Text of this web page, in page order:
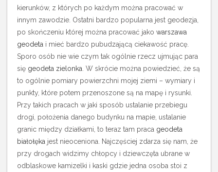
kierunków, z których po każdym można pracować w
innym zawodzie. Ostatni bardzo popularna jest geodezja,
po skończeniu której można pracować jako warszawa
geodeta i mieć bardzo pubudzającą ciekawość pracę.
Sporo osób nie wie czym tak ogólnie rzecz ujmując para
się geodeta zielonka . W skrócie można powiedzieć, że są
to ogólnie pomiary powierzchni mojej ziemi – wymiary i
punkty, które potem przenoszone są na mapę i rysunki.
Przy takich pracach w jaki sposób ustalanie przebiegu
drogi, położenia danego budynku na mapie, ustalanie
granic między działkami, to teraz tam praca geodeta
białołęka jest nieoceniona. Najczęściej zdarza się nam, że
przy drogach widzimy chłopcy i dziewczęta ubrane w
odblaskowe kamizelki i kaski gdzie jedna osoba stoi z